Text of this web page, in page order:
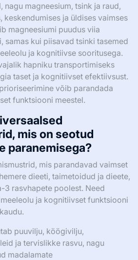
nagu magneesium, tsink ja raud,
keskendumises ja üldises vaimses
magneesiumi puudus viia
samas kui piisavad tsinki tasemed
ja kognitiivse sooritusega.
hapniku transportimiseks
taset ja kognitiivset efektiivsust.
võib parandada
funktsiooni meestel.
mis on seotud
paranemisega?
mis parandavad vaimset
dieeti, taimetoidud ja dieete,
3 rasvhapete poolest. Need
ja kognitiivset funktsiooni
puuvilju, köögivilju,
ja tervislikke rasvu, nagu
madalamate